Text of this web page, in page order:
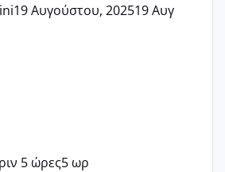
19 Αυγούστου, 202519 Αυγ
5 ώρες5 ωρ